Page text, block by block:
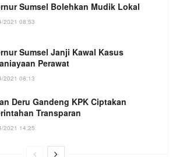
Sumsel Bolehkan Mudik Lokal
2021 08:53
Sumsel Janji Kawal Kasus
Perawat
2021 08:13
Deru Gandeng KPK Ciptakan
Transparan
2021 14:25